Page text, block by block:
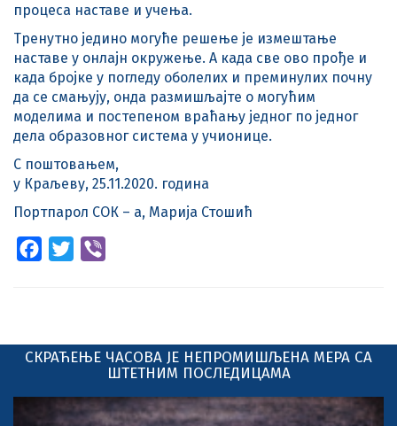
процеса наставе и учења.
Тренутно једино могуће решење је измештање
наставе у онлајн окружење. А када све ово прође и
када бројке у погледу оболелих и преминулих почну
да се смањују, онда размишљајте о могућим
моделима и постепеном враћању једног по једног
дела образовног система у учионице.
С поштовањем,
у Краљеву, 25.11.2020. година
Портпарол СОК – а, Марија Стошић
Facebook
Twitter
СКРАЋЕЊЕ ЧАСОВА ЈЕ НЕПРОМИШЉЕНА МЕРА СА
ШТЕТНИМ ПОСЛЕДИЦАМА